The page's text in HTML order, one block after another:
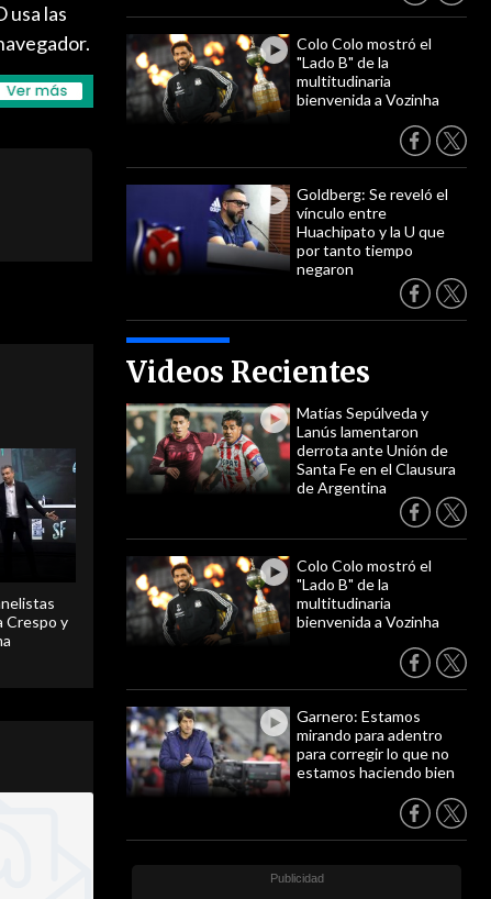
Colo Colo mostró el
"Lado B" de la
multitudinaria
bienvenida a Vozinha
Goldberg: Se reveló el
vínculo entre
Huachipato y la U que
por tanto tiempo
negaron
Videos Recientes
Matías Sepúlveda y
Lanús lamentaron
derrota ante Unión de
Santa Fe en el Clausura
de Argentina
Colo Colo mostró el
"Lado B" de la
multitudinaria
bienvenida a Vozinha
Garnero: Estamos
mirando para adentro
para corregir lo que no
estamos haciendo bien
usa las
Crespo y